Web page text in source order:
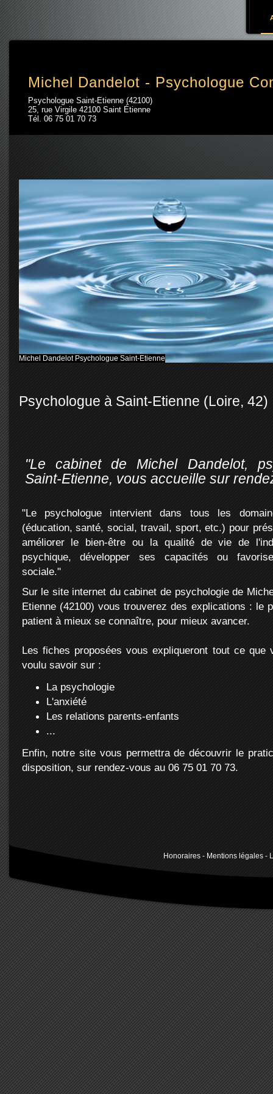
Aller au contenu principal
Michel Dandelot - Psychologue
Psychologue Saint-Etienne (42100)
25, rue Virgile 42100 Saint Étienne
Tél. 06 75 01 70 73
Michel Dandelot Psychologue Saint-Etienne
Michel Dandelot Psychologue Saint-Etienne
Psychologue à Saint-Etienne (Loire, 42)
"Le cabinet de Michel Dandelot,
Saint-Etienne, vous accueille sur
"Le psychologue intervient dans tous les
(éducation, santé, social, travail, sport, etc.) pour
améliorer le bien-être ou la qualité de vie de
psychique, développer ses capacités ou
sociale."
Sur le site internet du cabinet de psychologie de
Etienne (42100) vous trouverez des explications : le
patient à mieux se connaître, pour mieux avancer.
Les fiches proposées vous expliqueront tout ce que
voulu savoir sur :
La psychologie
L'anxiété
Les relations parents-enfants
...
Enfin, notre site vous permettra de découvrir le
disposition, sur rendez-vous au 06 75 01 70 73.
Honoraires- Mentions légales-